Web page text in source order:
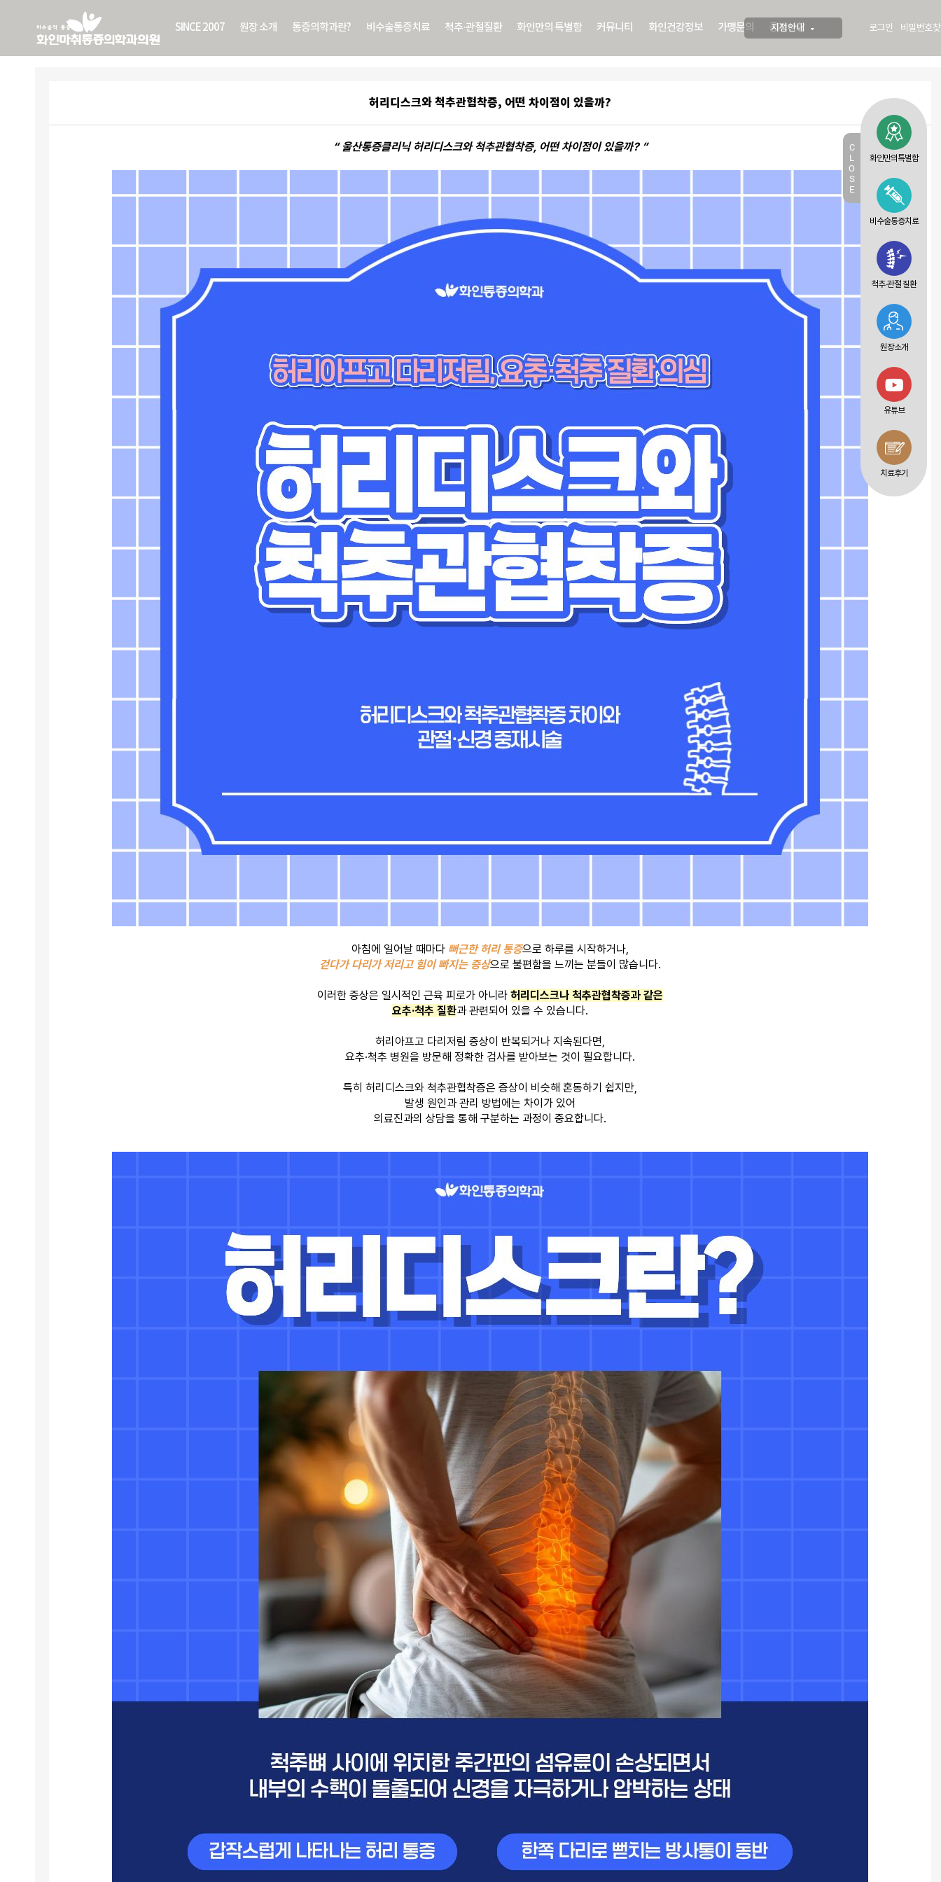
SINCE 2007 원장 소개 통증의학과란? 비수술통증치료 척추·관절질환 화인만의 특별함 커뮤니티 화인건강정보 가맹문의 공지사항
지점안내 로그인 비밀번호
허리디스크와 척추관협착증, 어떤 차이점이 있을까?
“ 울산통증클리닉 허리디스크와 척추관협착증, 어떤 차이점이 있을까? ”
아침에 일어날 때마다 뻐근한 허리 통증으로 하루를 시작하거나,
걷다가 다리가 저리고 힘이 빠지는 증상으로 불편함을 느끼는 분들이 많습니다.
이러한 증상은 일시적인 근육 피로가 아니라 허리디스크나 척추관협착증과 같은
요추·척추 질환과 관련되어 있을 수 있습니다.
허리아프고 다리저림 증상이 반복되거나 지속된다면,
요추·척추 병원을 방문해 정확한 검사를 받아보는 것이 필요합니다.
특히 허리디스크와 척추관협착증은 증상이 비슷해 혼동하기 쉽지만,
발생 원인과 관리 방법에는 차이가 있어
의료진과의 상담을 통해 구분하는 과정이 중요합니다.
C
L
O
S
E
화인만의특별함
비수술통증치료
척추·관절 질환
원장소개
유튜브
치료후기